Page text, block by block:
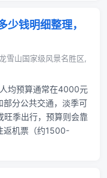
少钱明细整理，
雪山国家级风景名胜区,
均预算通常在4000元
分公共交通，淡季可
季出行，预算则会靠
返机票（约1500-